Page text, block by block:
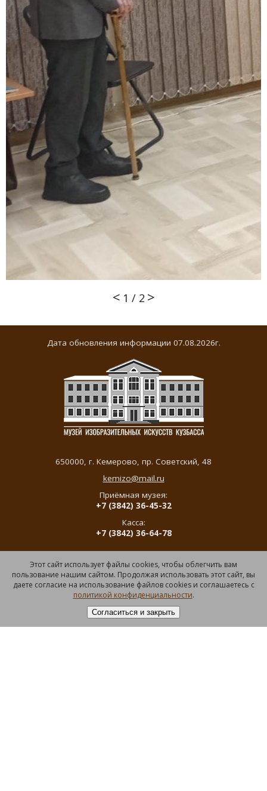
1 / 2
Дата обновления информации 07.08.2026г.
650000, г. Кемерово, пр. Советский, 48
kemizo@mail.ru
Приёмная музея:
+7 (3842) 36-45-32
Касса:
+7 (3842) 36-64-78
Музей Изобразительных Искусств Кузбасса, 2022. Все права
зарегистрированы.
Этот сайт использует файлы cookies, чтобы облегчить вам
пользование нашим сайтом. Продолжая использовать этот сайт, вы
даете согласие на использование файлов cookies и соглашаетесь с
политикой конфиденциальности.